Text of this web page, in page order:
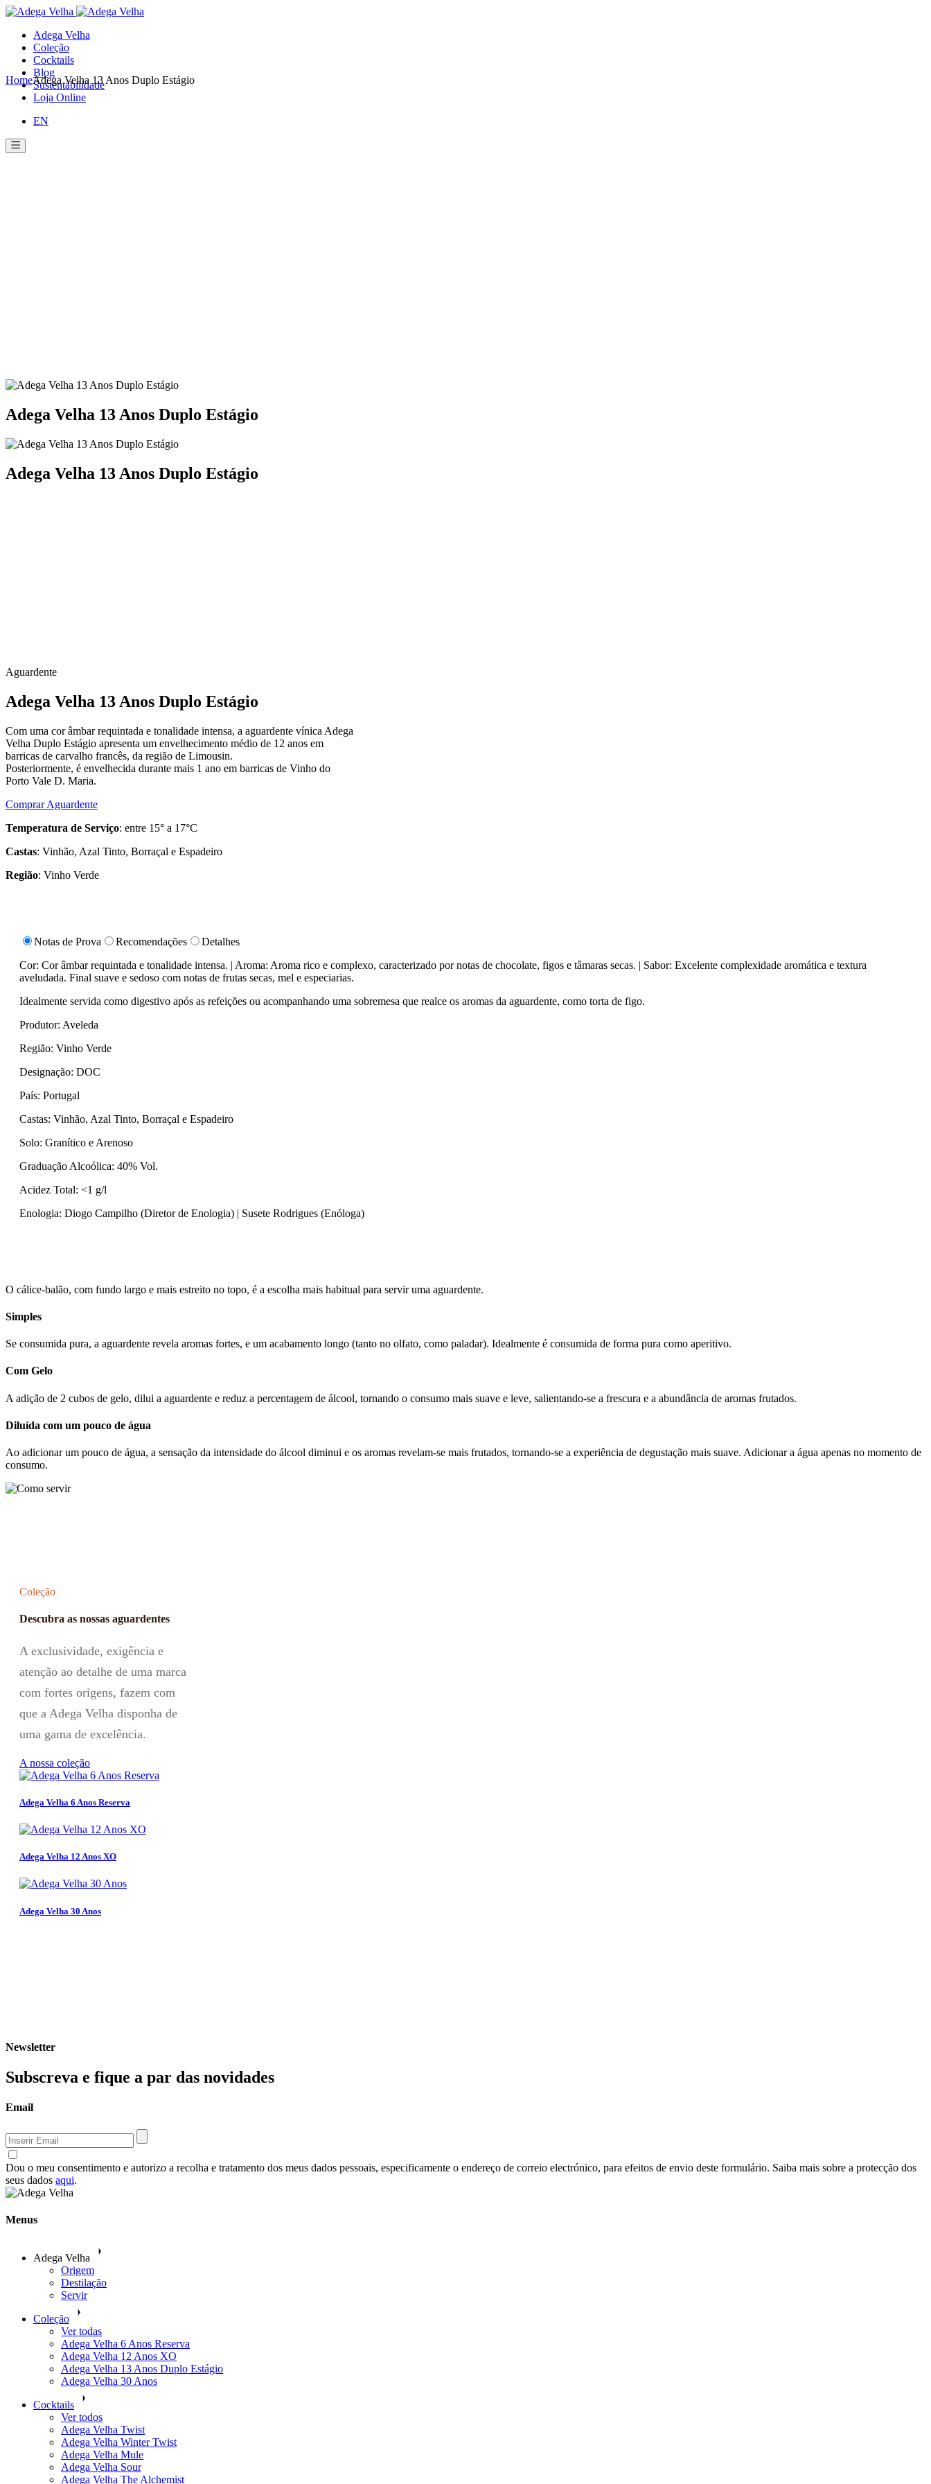
Skip
content
Adega Velha
Coleção
Cocktails
Blog
Sustentabilidade
Loja Online
EN
HomeAdega Velha 13 Anos Duplo Estágio
Adega Velha 13 Anos Duplo Estágio
Adega Velha 13 Anos Duplo Estágio
Aguardente
Adega Velha 13 Anos Duplo Estágio
Com uma cor âmbar requintada e tonalidade intensa, a aguardente vínica Adega
Velha Duplo Estágio apresenta um envelhecimento médio de 12 anos em
barricas de carvalho francês, da região de Limousin.
Posteriormente, é envelhecida durante mais 1 ano em barricas de Vinho do
Porto Vale D. Maria.
Comprar Aguardente
Temperatura de Serviço: entre 15° a 17°C
Castas: Vinhão, Azal Tinto, Borraçal e Espadeiro
Região: Vinho Verde
Notas de Prova Recomendações
Detalhes
Cor: Cor âmbar requintada e tonalidade intensa. | Aroma: Aroma rico e complexo, caracterizado por notas de chocolate, figos e tâmaras secas. | Sabor: Excelente complexidade aromática e textura
aveludada. Final suave e sedoso com notas de frutas secas, mel e especiarias.
Idealmente servida como digestivo após as refeições ou acompanhando uma sobremesa que realce os aromas da aguardente, como torta de figo.
Produtor: Aveleda
Região: Vinho Verde
Designação: DOC
País: Portugal
Castas: Vinhão, Azal Tinto, Borraçal e Espadeiro
Solo: Granítico e Arenoso
Graduação Alcoólica: 40% Vol.
Acidez Total: <1 g/l
Enologia: Diogo Campilho (Diretor de Enologia) | Susete Rodrigues (Enóloga)
O cálice-balão, com fundo largo e mais estreito no topo, é a escolha mais habitual para servir uma aguardente.
Simples
Se consumida pura, a aguardente revela aromas fortes, e um acabamento longo (tanto no olfato, como paladar). Idealmente é consumida de forma pura como aperitivo.
Com Gelo
A adição de 2 cubos de gelo, dilui a aguardente e reduz a percentagem de álcool, tornando o consumo mais suave e leve, salientando-se a frescura e a abundância de aromas frutados.
Diluída com um pouco de água
Ao adicionar um pouco de água, a sensação da intensidade do álcool diminui e os aromas revelam-se mais frutados, tornando-se a experiência de degustação mais suave. Adicionar a água apenas no momento de
consumo.
Coleção
Descubra as nossas aguardentes
A exclusividade, exigência e
atenção ao detalhe de uma marca
com fortes origens, fazem com
que a Adega Velha disponha de
uma gama de excelência.
A nossa coleção
Adega Velha 6 Anos Reserva
Adega Velha 12 Anos XO
Adega Velha 30 Anos
Newsletter
Subscreva e fique a par das novidades
Email
Dou o meu consentimento e autorizo a recolha e tratamento dos meus dados pessoais, especificamente o endereço de correio electrónico, para efeitos de envio deste formulário. Saiba mais sobre a protecção dos
seus dados aqui.
Menus
Adega Velha
Origem
Destilação
Servir
Coleção
Ver todas
Adega Velha 6 Anos Reserva
Adega Velha 12 Anos XO
Adega Velha 13 Anos Duplo Estágio
Adega Velha 30 Anos
Cocktails
Ver todos
Adega Velha Twist
Adega Velha Winter Twist
Adega Velha Mule
Adega Velha Sour
Adega Velha The Alchemist